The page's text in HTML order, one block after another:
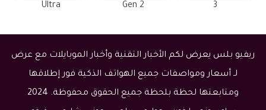
3
Gen 2
Ultra
ريفيو بلس يعرض لكم الأخبار التقنية وأخبار الموبايلات مع عرض
لـ أسعار ومواصفات جميع الهواتف الذكية فور إطلاقها
ومتابعتها لحظة بلحظة جميع الحقوق محفوظة. 2024